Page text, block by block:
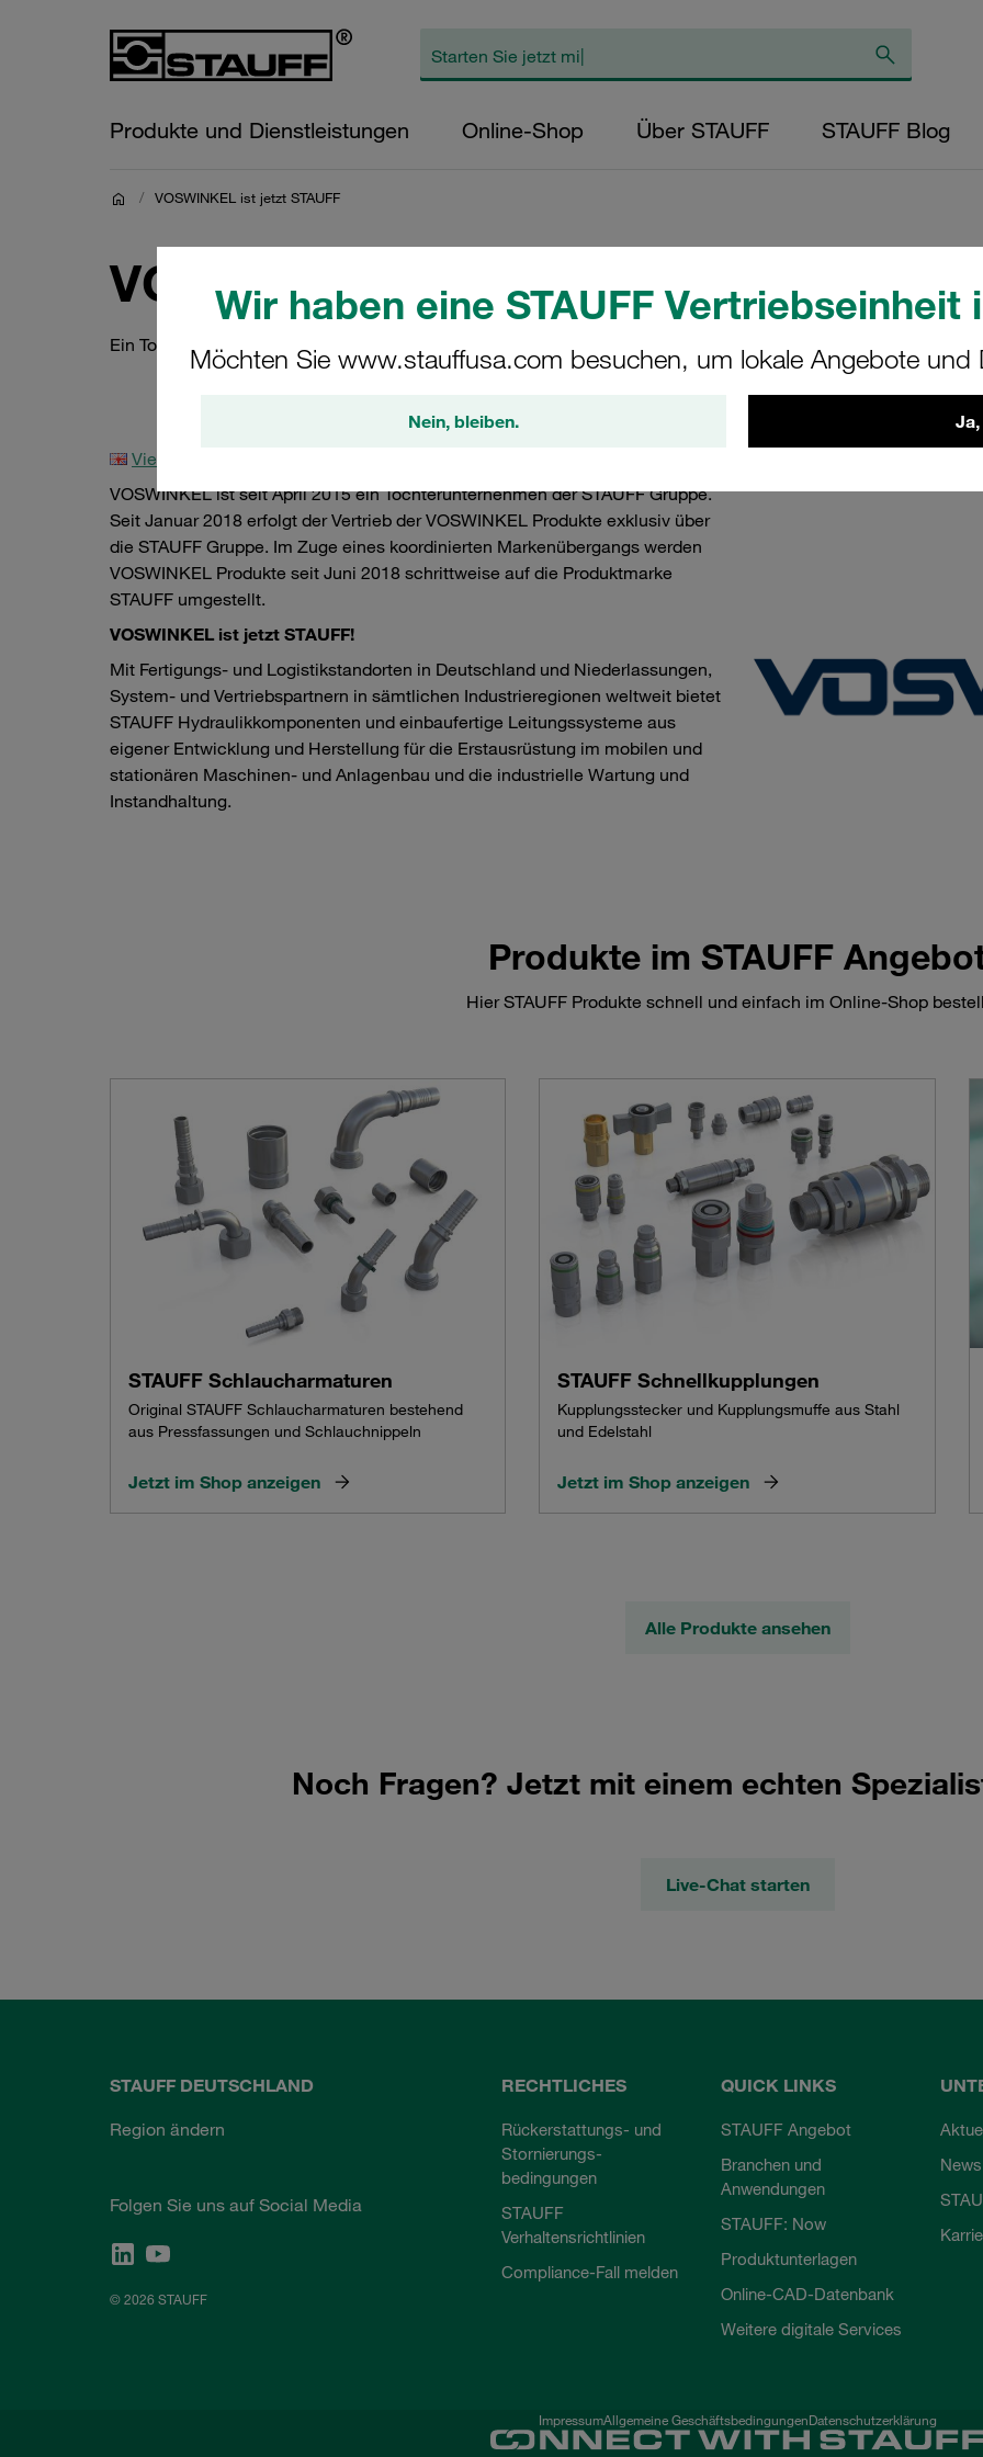
Wir haben eine STAUFF Vertriebseinheit
Möchten Sie www.stauffusa.com besuchen, um lokale Angebote und
Nein, bleiben.
Produkte und Dienstleistungen Online-Shop Über STAUFF STAUFF Blog
/ VOSWINKEL ist jetzt STAUFF
VOSWINKEL ist jetzt STAUFF
Ein Tochterunternehmen der STAUFF Gruppe
View this page in English
VOSWINKEL ist seit April 2015 ein Tochterunternehmen der STAUFF Gruppe.
Seit Januar 2018 erfolgt der Vertrieb der VOSWINKEL Produkte exklusiv über
die STAUFF Gruppe. Im Zuge eines koordinierten Markenübergangs werden
VOSWINKEL Produkte seit Juni 2018 schrittweise auf die Produktmarke
STAUFF umgestellt.
VOSWINKEL ist jetzt STAUFF!
Mit Fertigungs- und Logistikstandorten in Deutschland und Niederlassungen,
System- und Vertriebspartnern in sämtlichen Industrieregionen weltweit bietet
STAUFF Hydraulikkomponenten und einbaufertige Leitungssysteme aus
eigener Entwicklung und Herstellung für die Erstausrüstung im mobilen und
stationären Maschinen- und Anlagenbau und die industrielle Wartung und
Instandhaltung.
Produkte im STAUFF
Hier STAUFF Produkte schnell und einfach im Online-Shop
STAUFF Schlaucharmaturen
Original STAUFF Schlaucharmaturen bestehend
aus Pressfassungen und Schlauchnippeln
Jetzt im Shop anzeigen
STAUFF Schnellkupplungen
Kupplungsstecker und Kupplungsmuffe aus Stahl
und Edelstahl
Jetzt im Shop anzeigen
Alle Produkte ansehen
Noch Fragen? Jetzt mit einem echten
Live-Chat starten
STAUFF DEUTSCHLAND
Region ändern
Folgen Sie uns auf Social Media
© 2026 STAUFF
RECHTLICHES
Rückerstattungs- und
Stornierungs-
bedingungen
STAUFF
Verhaltensrichtlinien
Compliance-Fall melden
QUICK LINKS
STAUFF Angebot
Branchen und
Anwendungen
STAUFF: Now
Produktunterlagen
Online-CAD-Datenbank
Weitere digitale Services
ImpressumAllgemeine GeschäftsbedingungenDatenschutzerklärung